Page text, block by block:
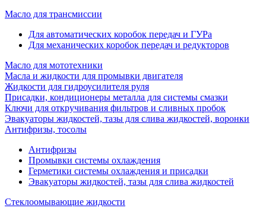
Масло для трансмиссии
Для автоматических коробок передач и ГУРа
Для механических коробок передач и редукторов
Масло для мототехники
Масла и жидкости для промывки двигателя
Жидкости для гидроусилителя руля
Присадки, кондиционеры металла для системы смазки
Ключи для откручивания фильтров и сливных пробок
Эвакуаторы жидкостей, тазы для слива жидкостей, воронки
Антифризы, тосолы
Антифризы
Промывки системы охлаждения
Герметики системы охлаждения и присадки
Эвакуаторы жидкостей, тазы для слива жидкостей
Стеклоомывающие жидкости